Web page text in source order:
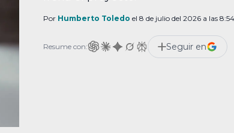
Por Humberto Toledo el 8 de julio del 2026 a las
Resume con: Seguir en